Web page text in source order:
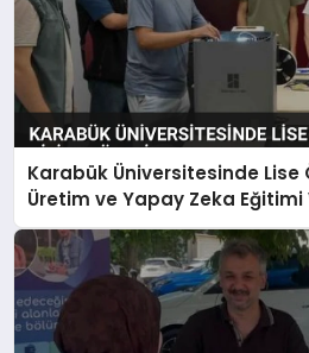
Karabük Üniversitesinde
Üretim ve Yapay Zeka Eğitimi